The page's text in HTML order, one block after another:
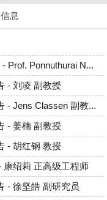
息
Prof. Ponnuthurai N...
- 刘凌 副教授
- Jens Classen 副教...
- 姜楠 副教授
- 胡红钢 教授
康绍莉 正高级工程师
- 徐坚皓 副研究员